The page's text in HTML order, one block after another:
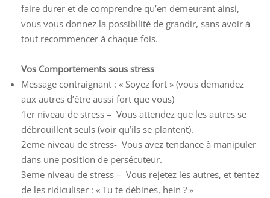
faire durer et de comprendre qu’en demeurant ainsi,
vous vous donnez la possibilité de grandir, sans avoir à
tout recommencer à chaque fois.
Vos Comportements sous stress
Message contraignant : « Soyez fort » (vous demandez
aux autres d’être aussi fort que vous)
1er niveau de stress – Vous attendez que les autres se
débrouillent seuls (voir qu’ils se plantent).
2eme niveau de stress- Vous avez tendance à manipuler
dans une position de persécuteur.
3eme niveau de stress – Vous rejetez les autres, et tentez
de les ridiculiser : « Tu te débines, hein ? »